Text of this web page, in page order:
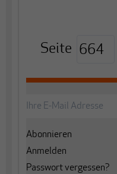
Seite
Abonnieren
Anmelden
Passwort vergessen?